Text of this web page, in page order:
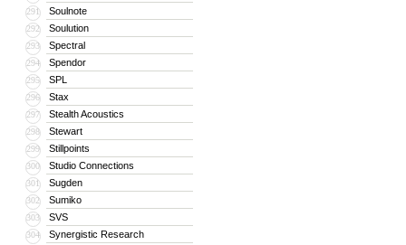
291 Soulnote
292 Soulution
293 Spectral
294 Spendor
295 SPL
296 Stax
297 Stealth Acoustics
298 Stewart
299 Stillpoints
300 Studio Connections
301 Sugden
302 Sumiko
303 SVS
304 Synergistic Research